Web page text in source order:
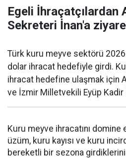
Egeli İhraçatçılardan
Sekreteri İnan'a
Türk kuru meyve sektörü
dolar ihracat hedefiyle girdi.
ihracat hedefine ulaşmak için
ve İzmir Milletvekili Eyüp Kadir
Kuru meyve ihracatını
üzüm, kuru kayısı ve kuru
bereketli bir sezona